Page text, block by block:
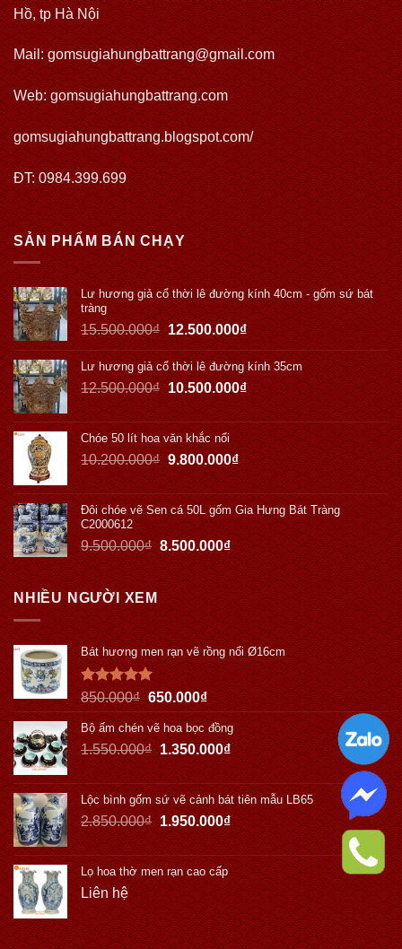
Hồ, tp Hà Nội
Mail: gomsugiahungbattrang@gmail.com
Web:gomsugiahungbattrang.com
gomsugiahungbattrang.blogspot.com/
ĐT: 0984.399.699
SẢN PHẨM BÁN CHẠY
Lư hương giả cổ thời lê đường kính 40cm - gốm sứ bát
tràng
15.500.000₫ 12.500.000₫
Lư hương giả cổ thời lê đường kính 35cm
12.500.000₫ 10.500.000₫
Chóe 50 lít hoa văn khắc nổi
10.200.000₫ 9.800.000₫
Đôi chóe vẽ Sen cá 50L gốm Gia Hưng Bát Tràng
C2000612
9.500.000₫ 8.500.000₫
NHIỀU NGƯỜI XEM
Bát hương men rạn vẽ rồng nổi Ø16cm
Được xếp
hạng5.00
5 sao
850.000₫ 650.000₫
Bộ ấm chén vẽ hoa bọc đồng
1.550.000₫ 1.350.000₫
Lộc bình gốm sứ vẽ cảnh bát tiên mẫu LB65
2.850.000₫ 1.950.000₫
Lọ hoa thờ men rạn cao cấp
Liên hệ